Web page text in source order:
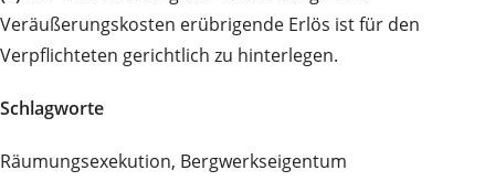
Veräußerungskosten erübrigende Erlös ist für den
Verpflichteten gerichtlich zu hinterlegen.
Schlagworte
Räumungsexekution, Bergwerkseigentum